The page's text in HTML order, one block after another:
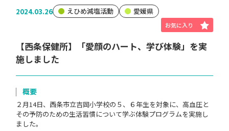
2024.03.26 えひめ減塩活動 愛媛県
【西条保健所】「愛顔のハート、学び体験」を実
施しました
概要
２月14日、西条市立吉岡小学校の５、６年生を対象に、高血圧と
その予防のための生活習慣について学ぶ体験プログラムを実施し
ました。